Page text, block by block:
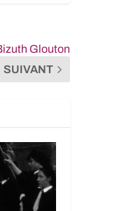
Glouton
SUIVANT